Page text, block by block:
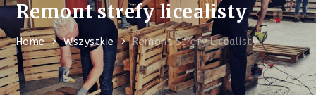
Remont strefy licealisty
Home Wszystkie Remont Strefy Licealisty